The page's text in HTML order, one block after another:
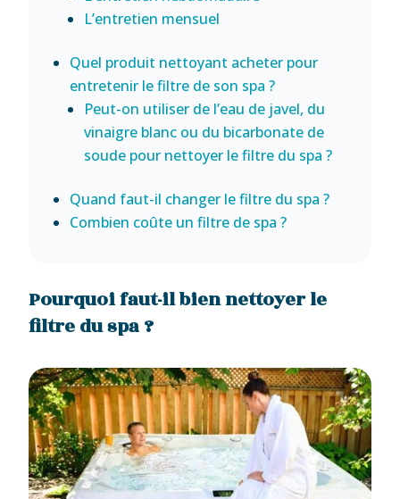
L’entretien mensuel
Quel produit nettoyant acheter pour
entretenir le filtre de son spa ?
Peut-on utiliser de l’eau de javel, du
vinaigre blanc ou du bicarbonate de
soude pour nettoyer le filtre du spa ?
Quand faut-il changer le filtre du spa ?
Combien coûte un filtre de spa ?
Pourquoi faut-il bien nettoyer le
filtre du spa ?